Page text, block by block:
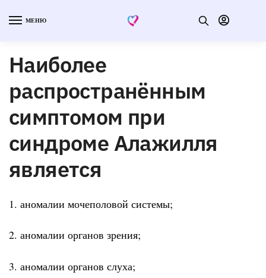
МЕНЮ
Наиболее
распространённым
симптомом при
синдроме Алажилля
является
1. аномалии мочеполовой системы;
2. аномалии органов зрения;
3. аномалии органов слуха;